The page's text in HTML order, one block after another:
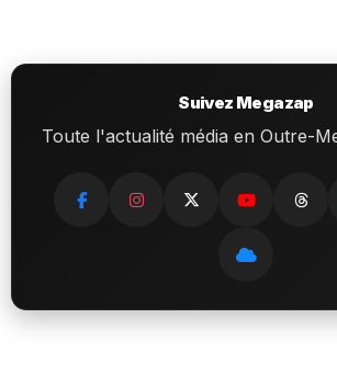
Suivez Megazap
Toute l'actualité média en Outre-